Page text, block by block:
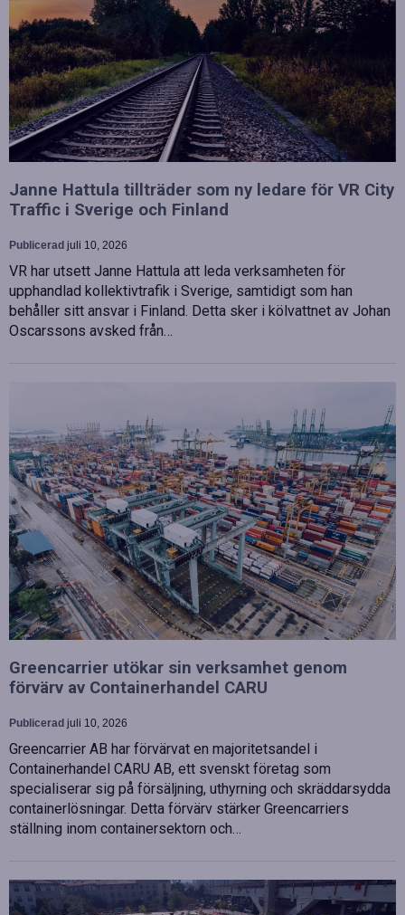
Janne Hattula tillträder som ny ledare för VR City
Traffic i Sverige och Finland
Publicerad juli 10, 2026
VR har utsett Janne Hattula att leda verksamheten för
upphandlad kollektivtrafik i Sverige, samtidigt som han
behåller sitt ansvar i Finland. Detta sker i kölvattnet av Johan
Oscarssons avsked från…
Greencarrier utökar sin verksamhet genom
förvärv av Containerhandel CARU
Publicerad juli 10, 2026
Greencarrier AB har förvärvat en majoritetsandel i
Containerhandel CARU AB, ett svenskt företag som
specialiserar sig på försäljning, uthyrning och skräddarsydda
containerlösningar. Detta förvärv stärker Greencarriers
ställning inom containersektorn och…